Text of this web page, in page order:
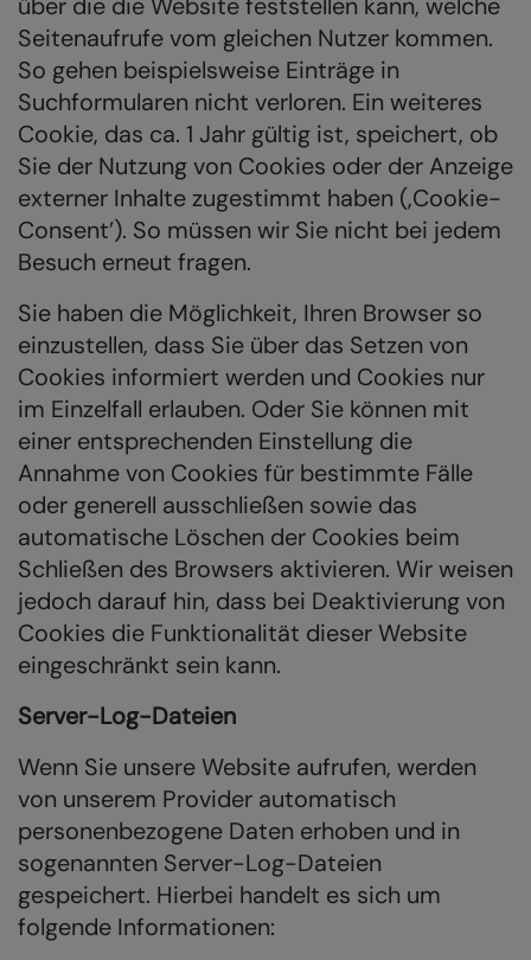
Seitenaufrufe vom gleichen Nutzer kommen.
So gehen beispielsweise Einträge in
Suchformularen nicht verloren. Ein weiteres
Cookie, das ca. 1 Jahr gültig ist, speichert, ob
Sie der Nutzung von Cookies oder der Anzeige
externer Inhalte zugestimmt haben (‚Cookie-
Consent’). So müssen wir Sie nicht bei jedem
Besuch erneut fragen.
Sie haben die Möglichkeit, Ihren Browser so
einzustellen, dass Sie über das Setzen von
Cookies informiert werden und Cookies nur
im Einzelfall erlauben. Oder Sie können mit
einer entsprechenden Einstellung die
Annahme von Cookies für bestimmte Fälle
oder generell ausschließen sowie das
automatische Löschen der Cookies beim
Schließen des Browsers aktivieren. Wir weisen
jedoch darauf hin, dass bei Deaktivierung von
Cookies die Funktionalität dieser Website
eingeschränkt sein kann.
Server-Log-Dateien
Wenn Sie unsere Website aufrufen, werden
von unserem Provider automatisch
personenbezogene Daten erhoben und in
sogenannten Server-Log-Dateien
gespeichert. Hierbei handelt es sich um
folgende Informationen: